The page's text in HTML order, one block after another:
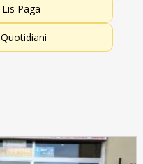
Lis Paga
Quotidiani